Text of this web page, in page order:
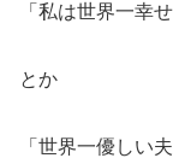
「私は世界一幸せ
とか
「世界一優しい